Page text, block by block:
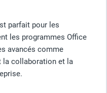
parfait pour les
les programmes Office
avancés comme
la collaboration et la